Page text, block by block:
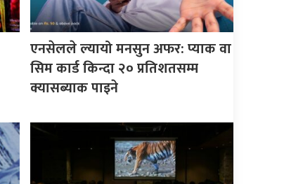
एनसेलले ल्यायो मनसुन अफर: प्याक वा
सिम कार्ड किन्दा २० प्रतिशतसम्म
क्यासब्याक पाइने